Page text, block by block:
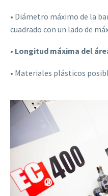
• Diámetro máximo de la
cuadrado con un lado de
• Longitud máxima del
• Materiales plásticos